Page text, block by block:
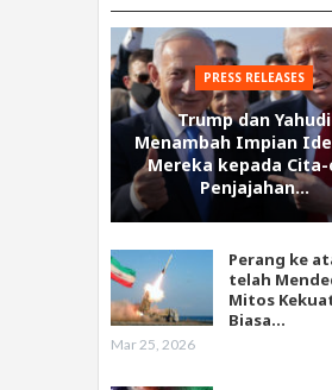
PRESS RELEASES
Trump dan Yahudi
Menambah Impian
Mereka kepada
Penjajahan…
Perang ke
telah
Mitos
Biasa…
Mar 25, 2026